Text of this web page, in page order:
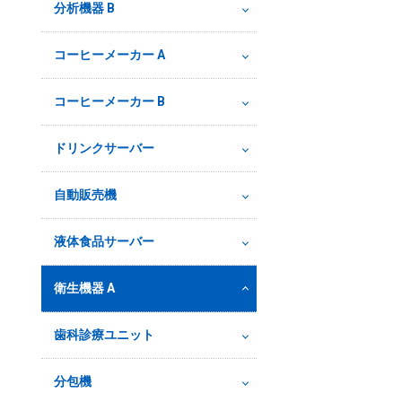
分析機器 B
コーヒーメーカー A
コーヒーメーカー B
ドリンクサーバー
自動販売機
液体食品サーバー
衛生機器 A
歯科診療ユニット
分包機